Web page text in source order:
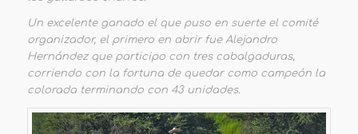
Un excelente ganado el que puso en suerte el comité
organizador, el primero en abrir fue Alejandro
Hernández que participo con tres cabalgaduras,
corriendo con la fortuna de quedar como campeón la
colorada terminando con 43 unidades.